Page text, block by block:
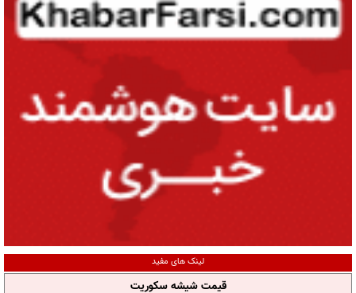
لینک های مفید
قیمت شیشه سکوریت